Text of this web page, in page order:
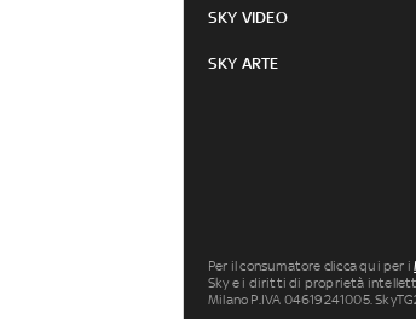
SKY VIDEO
SKY ARTE
Per il consumatore clicca qui per i
Sky e i diritti di proprietà
Milano P.IVA 04619241005.